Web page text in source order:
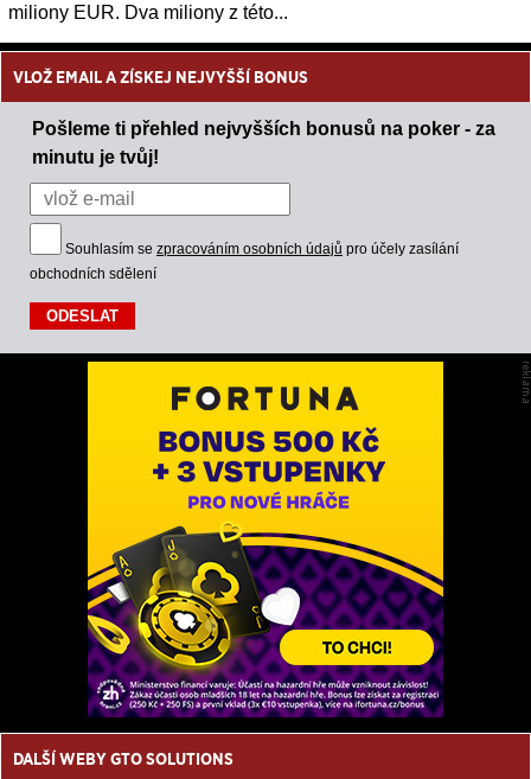
miliony EUR. Dva miliony z této...
VLOŽ EMAIL A ZÍSKEJ NEJVYŠŠÍ BONUS
Pošleme ti přehled nejvyšších bonusů na poker - za
minutu je tvůj!
Souhlasím se zpracováním osobních údajů pro účely zasílání
obchodních sdělení
DALŠÍ WEBY GTO SOLUTIONS